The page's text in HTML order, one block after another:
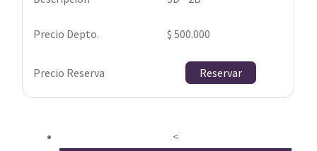
$ 500.000
Reservar
<